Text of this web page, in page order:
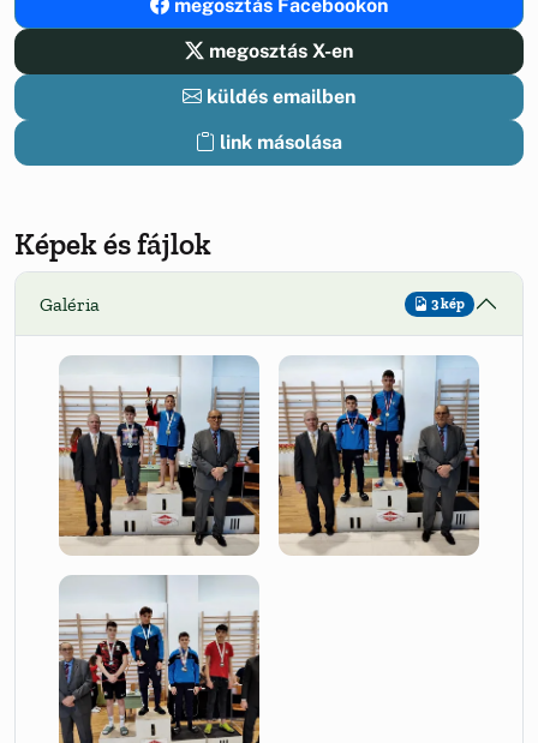
megosztás Facebookon
megosztás X-en
küldés emailben
link másolása
Képek és fájlok
Galéria 3 kép